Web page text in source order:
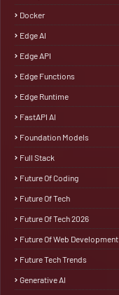
Docker
Edge AI
Edge API
Edge Functions
Edge Runtime
FastAPI AI
Foundation Models
Full Stack
Future Of Coding
Future Of Tech
Future Of Tech 2026
Future Of Web Development
Future Tech Trends
Generative AI